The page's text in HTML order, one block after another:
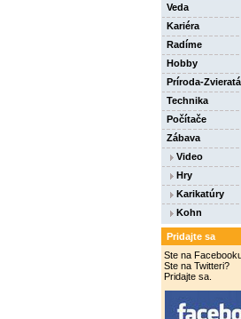
Veda
Kariéra
Radíme
Hobby
Príroda-Zvieratá
Technika
Počítače
Zábava
Video
Hry
Karikatúry
Kohn
Pridajte sa
Ste na
Ste na Twitteri?
Pridajte sa.